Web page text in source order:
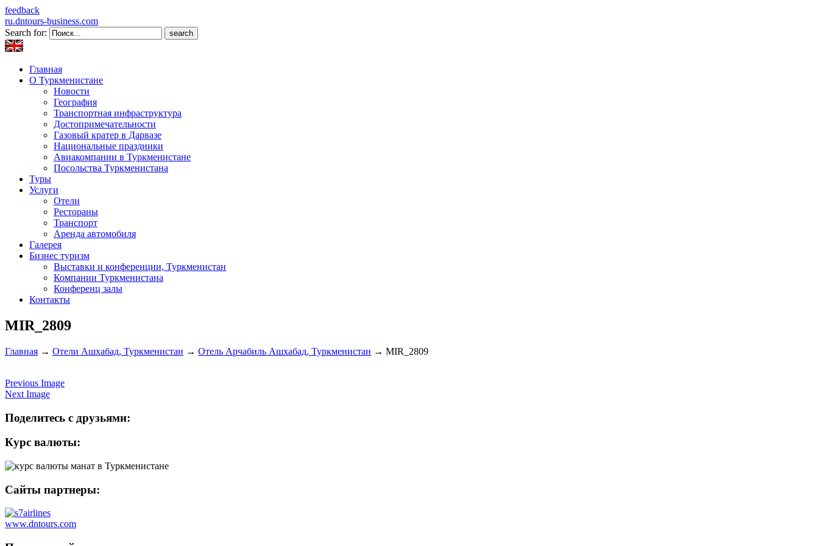
feedback
ru.dntours-business.com
Search for:
Главная
О Туркменистане
Новости
География
Транспортная инфраструктура
Достопримечательности
Газовый кратер в Дарвазе
Национальные праздники
Авиакомпании в Туркменистане
Посольства Туркменистана
Туры
Услуги
Отели
Рестораны
Транспорт
Аренда автомобиля
Галерея
Бизнес туризм
Выставки и конференции, Туркменистан
Компании Туркменистана
Конференц залы
Контакты
MIR_2809
Главная → Отели Ашхабад, Туркменистан → Отель Арчабиль Ашхабад, Туркменистан → MIR_2809
Previous Image
Next Image
Поделитесь с друзьями:
Курс валюты:
Сайты партнеры:
www.dntours.com